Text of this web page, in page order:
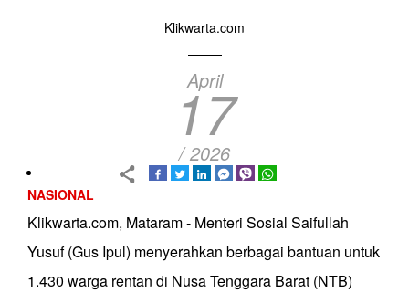
Klikwarta.com
April
17
/ 2026
NASIONAL
Klikwarta.com, Mataram - Menteri Sosial Saifullah
Yusuf (Gus Ipul) menyerahkan berbagai bantuan untuk
1.430 warga rentan di Nusa Tenggara Barat (NTB)